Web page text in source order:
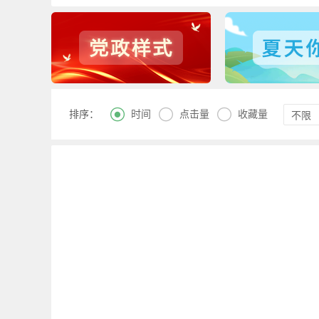
排序：  时间  点击量  收藏量